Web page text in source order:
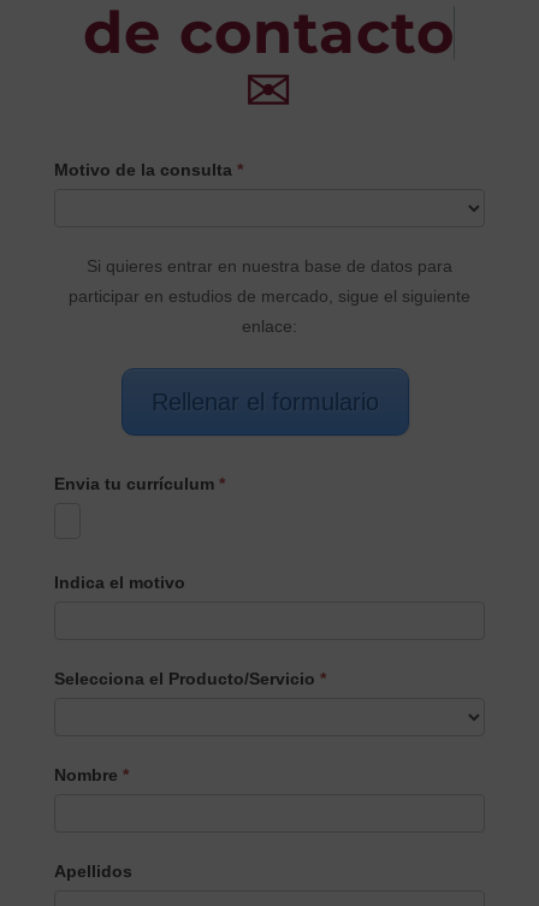
de contacto
✉
CONTACTO
Motivo de la consulta *
Si quieres entrar en nuestra base de datos para
participar en estudios de mercado, sigue el siguiente
enlace:
Rellenar el formulario
Envia tu currículum *
Indica el motivo
Selecciona el Producto/Servicio *
el
Nombre *
Apellidos